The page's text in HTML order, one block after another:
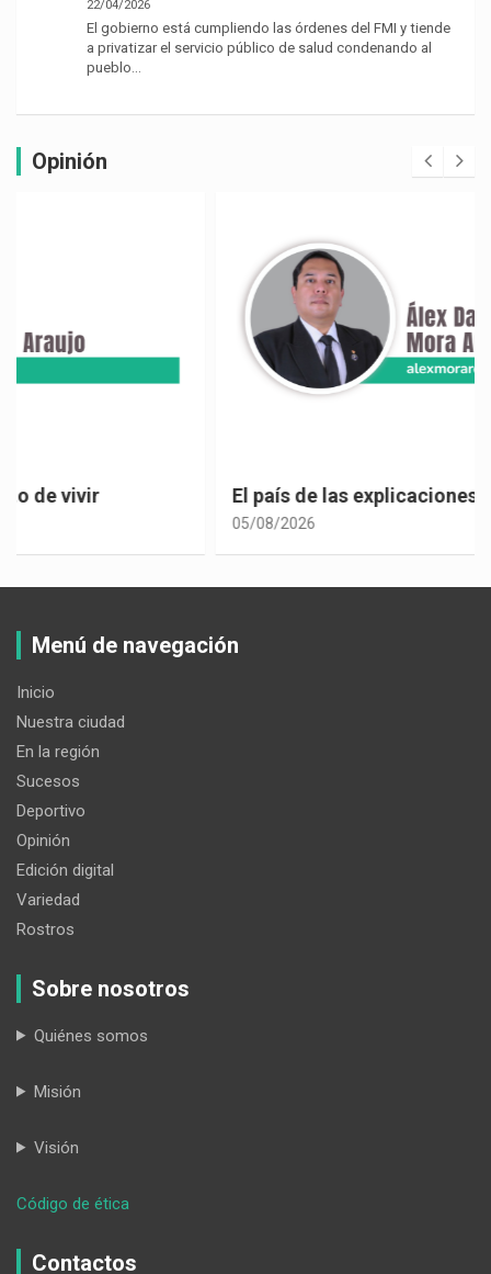
22/04/2026
El gobierno está cumpliendo las órdenes del FMI y tiende
a privatizar el servicio público de salud condenando al
pueblo…
Opinión
El país de las explicaciones convenientes
Menú de navegación
Inicio
Nuestra ciudad
En la región
Sucesos
Deportivo
Opinión
Edición digital
Variedad
Rostros
Sobre nosotros
Quiénes somos
Misión
Visión
Código de ética
Contactos